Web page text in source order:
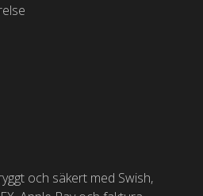
och säkert med Swish,